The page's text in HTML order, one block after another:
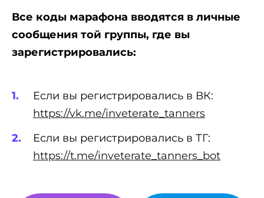
Все коды марафона вводятся в личные
сообщения той группы, где вы
зарегистрировались:
Если вы регистрировались в ВК:
https://vk.me/inveterate_tanners
Если вы регистрировались в ТГ:
https://t.me/inveterate_tanners_bot